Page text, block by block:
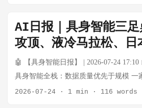
人精彩演示，大多数依靠提前编写动作
操控（teleoperation），目前全球没有任
凭语音、画面指令自主完成多样化日常
赛事中仅四成机器人实现自主导航，其
商用机器人自带VR远程操控模式；热门
画面多为刻意编排。 💡 影响：马斯克的
关注：王兴兴与宇树GD01共同登上《
程碑事件）、智元机器人启动赴港IPO、
机器人精密轴承合资公司、小鹏人形机
联调阶段、A股系统性下跌中机器人板
AI日报｜具身智能三
攻顶、液冷马拉松、日
🤖 【具身智能日报】 | 2026-07-24 17:10
具身智能全栈：数据质量优先于规模 一
Square Robot 提出了一个不同寻常的赌
2026-07-24 · 1 min · 116 words